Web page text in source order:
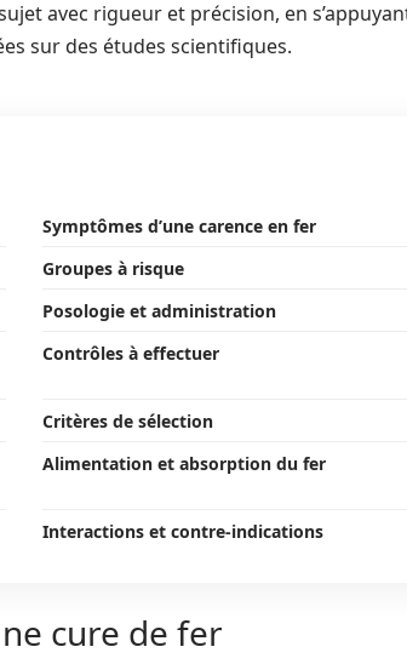
avec rigueur et précision, en
sur des études scientifiques.
Symptômes d’une carence en fer
Groupes à risque
Posologie et administration
Contrôles à effectuer
Critères de sélection
Alimentation et absorption du fer
Interactions et contre-indications
cure de fer